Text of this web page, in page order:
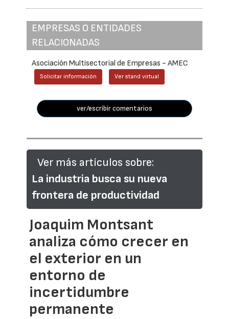
EMPRESAS O ENTIDADES
RELACIONADAS
Asociación Multisectorial de Empresas - AMEC
Solicitar información Ver stand virtual
ver/escribir comentarios
Ver más artículos sobre:
La industria busca su nueva
frontera de productividad
Joaquim Montsant
analiza cómo crecer en
el exterior en un
entorno de
incertidumbre
permanente